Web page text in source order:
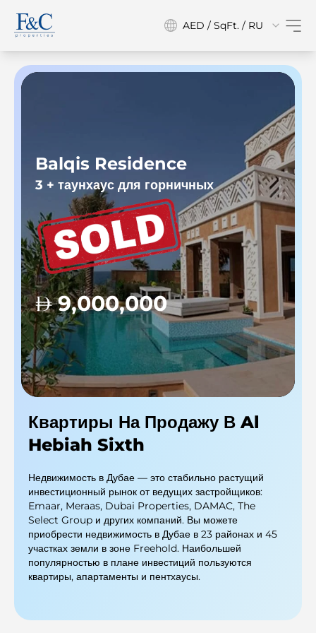
AED / SqFt. / RU
Квартиры На Продажу В Al
Hebiah Sixth
Недвижимость в Дубае — это стабильно растущий
инвестиционный рынок от ведущих застройщиков:
Emaar, Meraas, Dubai Properties, DAMAC, The
Select Group и других компаний. Вы можете
приобрести недвижимость в Дубае в 23 районах и 45
участках земли в зоне Freehold. Наибольшей
популярностью в плане инвестиций пользуются
квартиры, апартаменты и пентхаусы.
Balqis Residence
3 + таунхаус для горничных
9,000,000